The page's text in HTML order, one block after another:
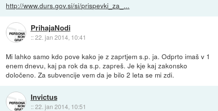
http://www.durs.gov.si/si/prispevki_za_...
PrihajaNodi
::22. jan 2014, 10:41
Mi lahko samo kdo pove kako je z zaprtjem s.p. ja. Odprto imaš v 1
enem dnevu, kaj pa rok da s.p. zapreš. Je kje kaj zakonsko
določeno. Za subvencije vem da je bilo 2 leta se mi zdi.
Invictus
::22. jan 2014, 10:51